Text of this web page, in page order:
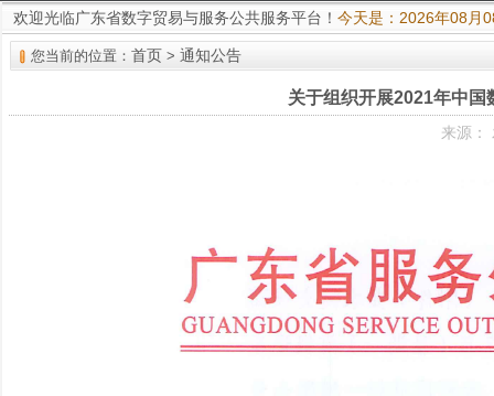
欢迎光临广东省数字贸易与服务公共服务平台！ 今天是：2026年08月
您当前的位置： 首页 > 通知公告
关于组织开展2021年中
来源：